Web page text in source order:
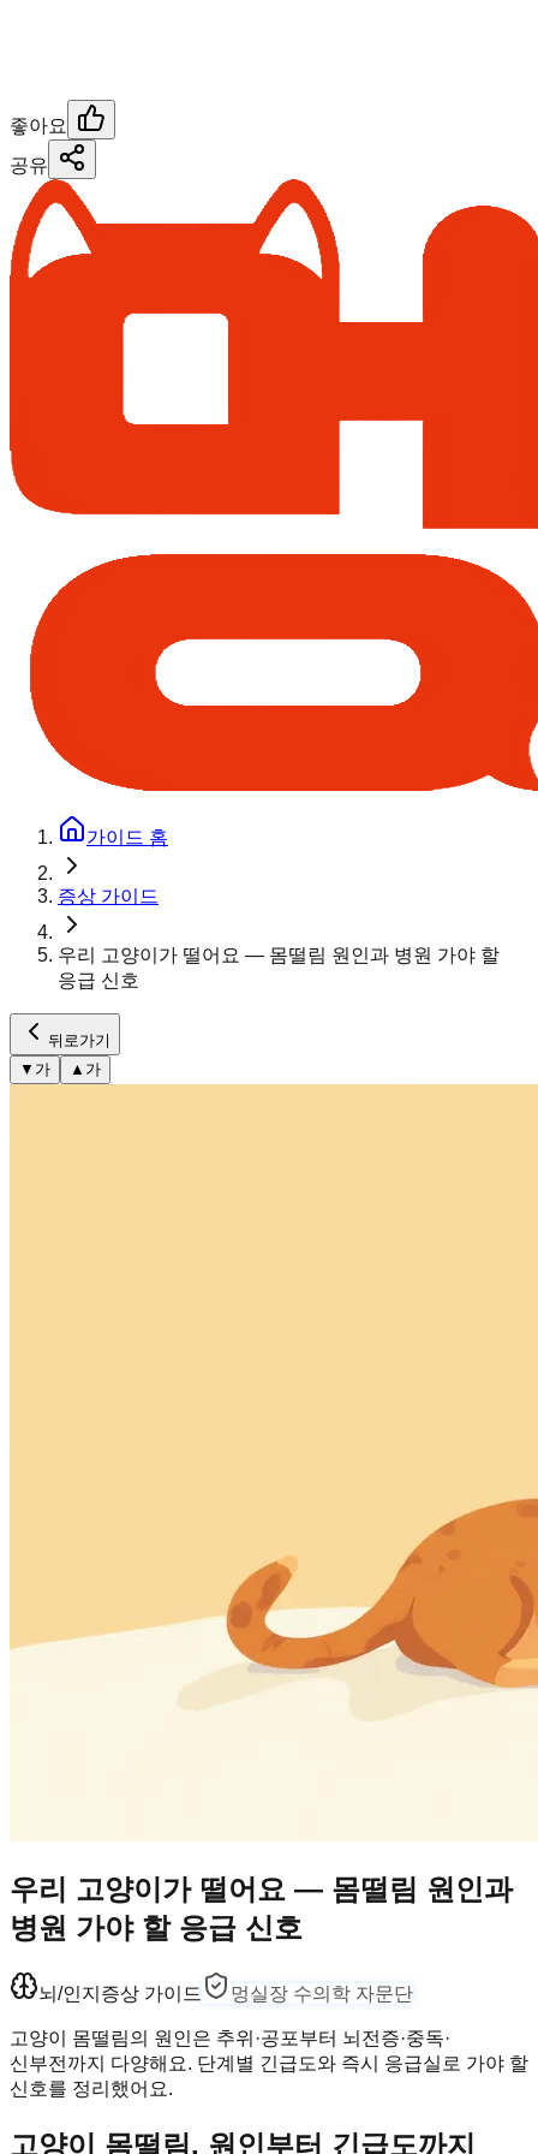
좋아요
공유
가이드 홈
증상 가이드
우리 고양이가 떨어요 — 몸떨림 원인과 병원 가야 할
응급 신호
뒤로가기
▼ 가 ▲ 가
우리 고양이가 떨어요 — 몸떨림 원인과
병원 가야 할 응급 신호
뇌/인지 증상 가이드 멍실장 수의학 자문단
고양이 몸떨림의 원인은 추위·공포부터 뇌전증·중독·
신부전까지 다양해요. 단계별 긴급도와 즉시 응급실로 가야 할
신호를 정리했어요.
고양이 몸떨림, 원인부터 긴급도까지